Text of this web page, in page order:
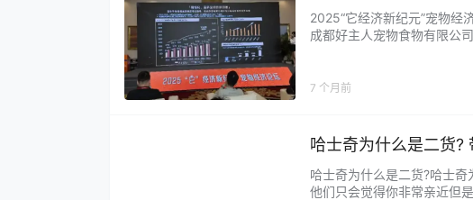
2025“它经济新纪元”宠物经
成都好主人宠物食物有限公
7 个月前
哈士奇为什么是二货?
哈士奇为什么是二货?哈士
他们只会觉得你非常亲近但